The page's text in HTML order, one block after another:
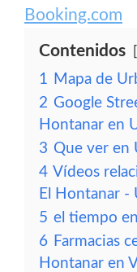
Booking.com
Contenidos
1 Mapa de
2 Google
Hontanar en
3 Que ver en
4 Vídeos
El Hontanar -
5 el tiempo
6 Farmacias
Hontanar en